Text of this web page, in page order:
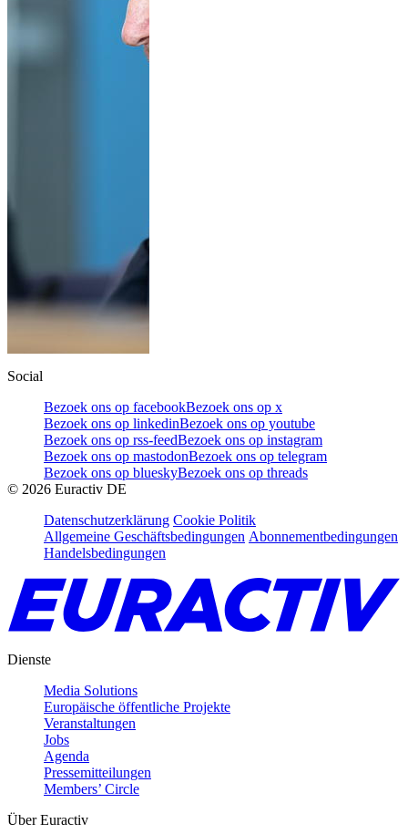
Social
Bezoek ons op facebookBezoek ons op x
Bezoek ons op linkedinBezoek ons op youtube
Bezoek ons op rss-feedBezoek ons op instagram
Bezoek ons op mastodonBezoek ons op telegram
Bezoek ons op blueskyBezoek ons op threads
© 2026 Euractiv DE
Datenschutzerklärung Cookie Politik
Allgemeine Geschäftsbedingungen Abonnementbedingungen
Handelsbedingungen
Dienste
Media Solutions
Europäische öffentliche Projekte
Veranstaltungen
Jobs
Agenda
Pressemitteilungen
Members’ Circle
Über Euractiv